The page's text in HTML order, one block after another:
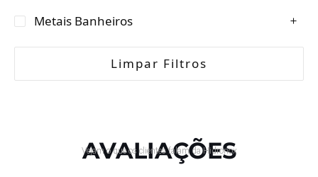
Metais Banheiros
Limpar Filtros
AVALIAÇÕES
Vejam o que os clientes falam da Hidronox